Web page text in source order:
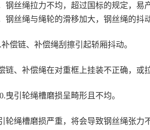
钢丝绳拉力不均，超过国标的规定，易
钢丝绳与绳轮的滑移加大，钢丝绳的抖
补偿链、补偿绳刮擦引起轿厢抖动。
链、补偿绳在对重框上挂装不正确，或
曳引轮绳槽磨损呈畸形且不均。
轮绳槽磨损严重，将会导致钢丝绳张力